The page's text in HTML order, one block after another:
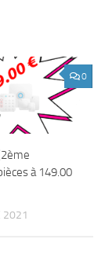
0
à 149.00
2021